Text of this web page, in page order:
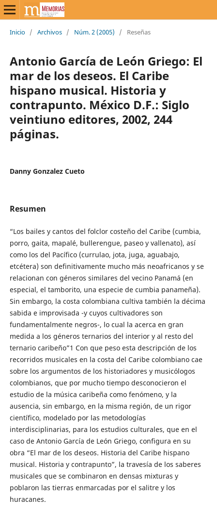
Inicio / Archivos / Núm. 2 (2005) / Reseñas
Antonio García de León Griego: El
mar de los deseos. El Caribe
hispano musical. Historia y
contrapunto. México D.F.: Siglo
veintiuno editores, 2002, 244
páginas.
Danny Gonzalez Cueto
Resumen
“Los bailes y cantos del folclor costeño del Caribe (cumbia,
porro, gaita, mapalé, bullerengue, paseo y vallenato), así
como los del Pacífico (currulao, jota, juga, aguabajo,
etcétera) son definitivamente mucho más neoafricanos y se
relacionan con géneros similares del vecino Panamá (en
especial, el tamborito, una especie de cumbia panameña).
Sin embargo, la costa colombiana cultiva también la décima
sabida e improvisada -y cuyos cultivadores son
fundamentalmente negros-, lo cual la acerca en gran
medida a los géneros ternarios del interior y al resto del
ternario caribeño”1 Con que peso esta descripción de los
recorridos musicales en la costa del Caribe colombiano cae
sobre los argumentos de los historiadores y musicólogos
colombianos, que por mucho tiempo desconocieron el
estudio de la música caribeña como fenómeno, y la
ausencia, sin embargo, en la misma región, de un rigor
científico, modelado por las metodologías
interdisciplinarias, para los estudios culturales, que en el
caso de Antonio García de León Griego, configura en su
obra “El mar de los deseos. Historia del Caribe hispano
musical. Historia y contrapunto”, la travesía de los saberes
musicales que se combinaron en densas mixturas y
poblaron las tierras enmarcadas por el salitre y los
huracanes.